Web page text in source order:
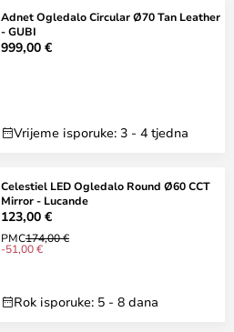
Adnet Ogledalo Circular Ø70 Tan Leather
- GUBI
999,00 €
Vrijeme isporuke: 3 - 4 tjedna
Celestiel LED Ogledalo Round Ø60 CCT
Mirror - Lucande
123,00 €
PMC174,00 €
-51,00 €
Rok isporuke: 5 - 8 dana